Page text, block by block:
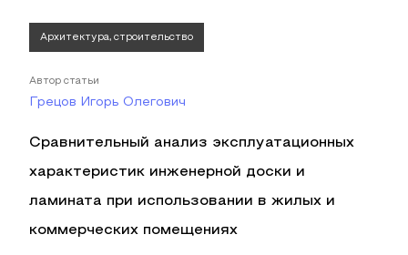
Архитектура, строительство
Автор статьи
Грецов Игорь Олегович
Сравнительный анализ эксплуатационных
характеристик инженерной доски и
ламината при использовании в жилых и
коммерческих помещениях